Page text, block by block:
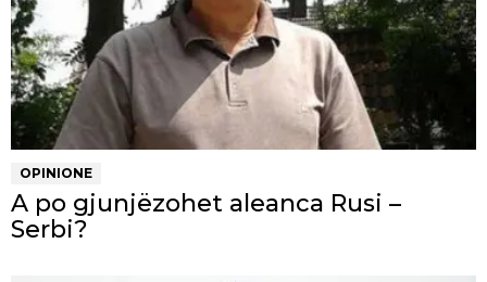
OPINIONE
A po gjunjëzohet aleanca Rusi –
Serbi?